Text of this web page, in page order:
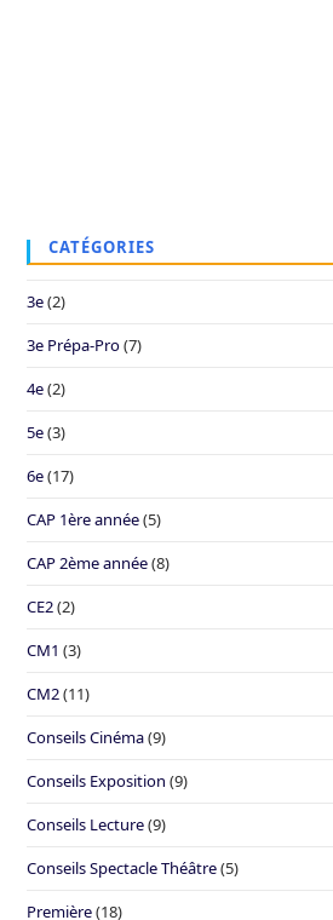
CATÉGORIES
3e(2)
3e Prépa-Pro(7)
4e(2)
5e(3)
6e(17)
CAP 1ère année(5)
CAP 2ème année(8)
CE2(2)
CM1 (3)
CM2(11)
Conseils Cinéma(9)
Conseils Exposition (9)
Conseils Lecture(9)
Conseils Spectacle Théâtre(5)
Première(18)